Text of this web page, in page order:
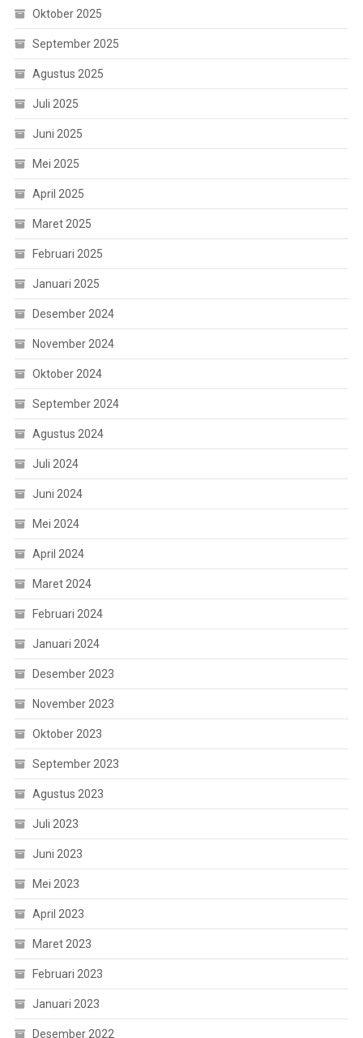
Oktober 2025
September 2025
Agustus 2025
Juli 2025
Juni 2025
Mei 2025
April 2025
Maret 2025
Februari 2025
Januari 2025
Desember 2024
November 2024
Oktober 2024
September 2024
Agustus 2024
Juli 2024
Juni 2024
Mei 2024
April 2024
Maret 2024
Februari 2024
Januari 2024
Desember 2023
November 2023
Oktober 2023
September 2023
Agustus 2023
Juli 2023
Juni 2023
Mei 2023
April 2023
Maret 2023
Februari 2023
Januari 2023
Desember 2022